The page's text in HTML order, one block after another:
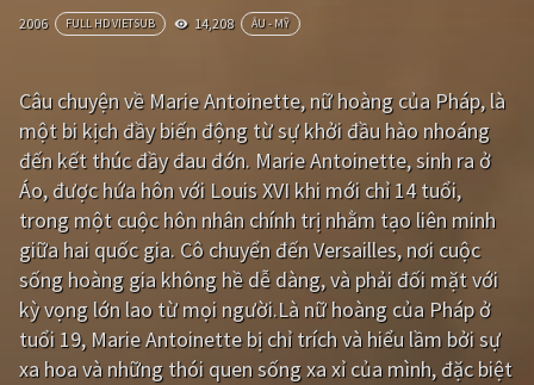
Tâm lý Chiến tranh
Kinh dị Tội phạm - Hình sự
Phiêu lưu Hài hước
Viễn tưởng Khoa học - Tài liệu
Hoạt hình Thể thao
Tình cảm - Lãng mạn Kỳ ảo
Giật gân Gia đình
2006 FULL HD VIETSUB 14,208 ÂU - MỸ
Câu chuyện về Marie Antoinette, nữ hoàng của Pháp, là
một bi kịch đầy biến động từ sự khởi đầu hào nhoáng
đến kết thúc đầy đau đớn. Marie Antoinette, sinh ra ở
Áo, được hứa hôn với Louis XVI khi mới chỉ 14 tuổi,
trong một cuộc hôn nhân chính trị nhằm tạo liên minh
giữa hai quốc gia. Cô chuyển đến Versailles, nơi cuộc
sống hoàng gia không hề dễ dàng, và phải đối mặt với
kỳ vọng lớn lao từ mọi người.Là nữ hoàng của Pháp ở
tuổi 19, Marie Antoinette bị chỉ trích và hiểu lầm bởi sự
xa hoa và những thói quen sống xa xỉ của mình, đặc biệt